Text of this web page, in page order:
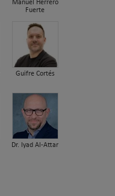
Manuel Herrero
Fuerte
Guifre Cortés
Dr. Iyad Al-Attar